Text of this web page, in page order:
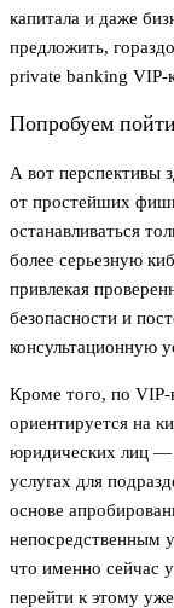
капитала и даже
предложить,
private banking VIP-
Попробуем
А вот перспективы
от простейших
останавливаться
более серьезную
привлекая
безопасности и
консультационную
Кроме того, по VIP-
ориентируется на
юридических лиц —
услугах для
основе
непосредственным
что именно сейчас
перейти к этому